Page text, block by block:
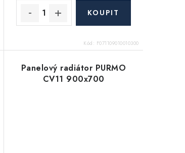
Kód: F071109010010300
Panelový radiátor PURMO
CV11 900x700